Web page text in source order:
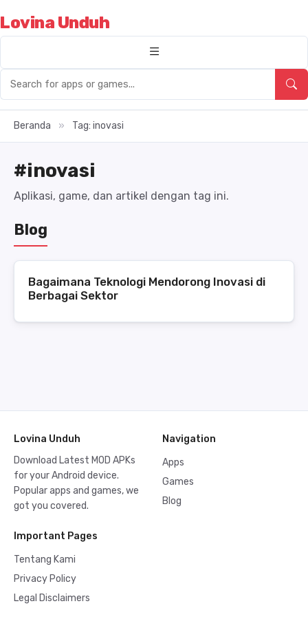
Lovina Unduh
Beranda » Tag: inovasi
#inovasi
Aplikasi, game, dan artikel dengan tag ini.
Blog
Bagaimana Teknologi Mendorong Inovasi di
Berbagai Sektor
Lovina Unduh
Download Latest MOD APKs
for your Android device.
Popular apps and games, we
got you covered.
Navigation
Apps
Games
Blog
Important Pages
Tentang Kami
Privacy Policy
Legal Disclaimers